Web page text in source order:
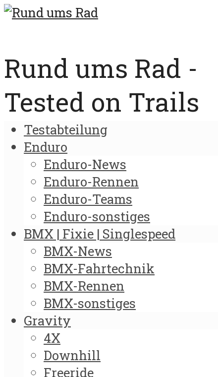
Rund ums Rad -
Tested on Trails
Testabteilung
Enduro
Enduro-News
Enduro-Rennen
Enduro-Teams
Enduro-sonstiges
BMX | Fixie | Singlespeed
BMX-News
BMX-Fahrtechnik
BMX-Rennen
BMX-sonstiges
Gravity
4X
Downhill
Freeride